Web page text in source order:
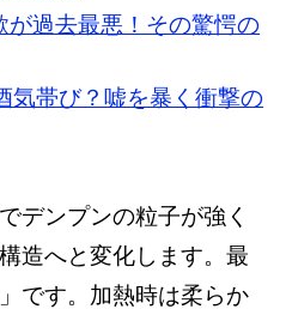
が過去最悪！その驚愕の
気帯び？嘘を暴く衝撃の
デンプンの粒子が強く
造へと変化します。最
です。加熱時は柔らか